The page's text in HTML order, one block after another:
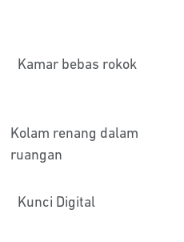
Kamar bebas rokok
Kolam renang dalam
ruangan
Kunci Digital